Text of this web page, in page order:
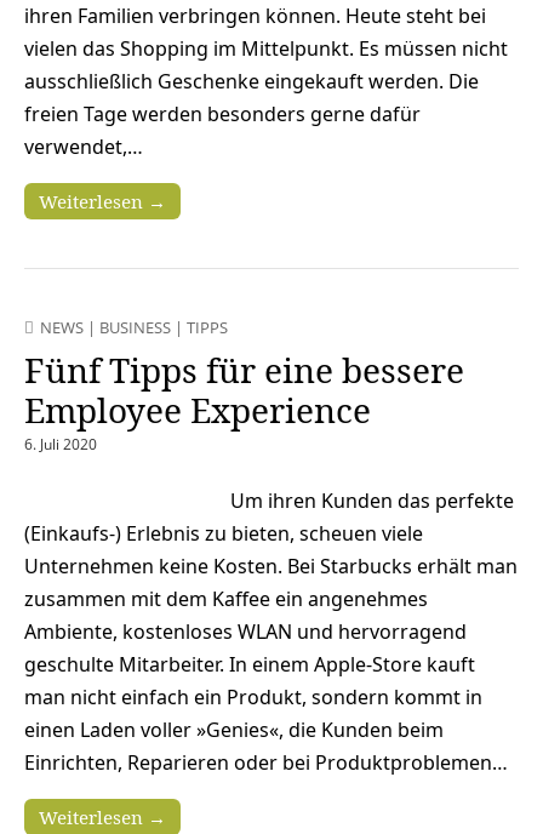
ihren Familien verbringen können. Heute steht bei
vielen das Shopping im Mittelpunkt. Es müssen nicht
ausschließlich Geschenke eingekauft werden. Die
freien Tage werden besonders gerne dafür
verwendet,…
Weiterlesen →
NEWS | BUSINESS | TIPPS
Fünf Tipps für eine bessere
Employee Experience
6. Juli 2020
Um ihren Kunden das perfekte
(Einkaufs-) Erlebnis zu bieten, scheuen viele
Unternehmen keine Kosten. Bei Starbucks erhält man
zusammen mit dem Kaffee ein angenehmes
Ambiente, kostenloses WLAN und hervorragend
geschulte Mitarbeiter. In einem Apple-Store kauft
man nicht einfach ein Produkt, sondern kommt in
einen Laden voller »Genies«, die Kunden beim
Einrichten, Reparieren oder bei Produktproblemen…
Weiterlesen →